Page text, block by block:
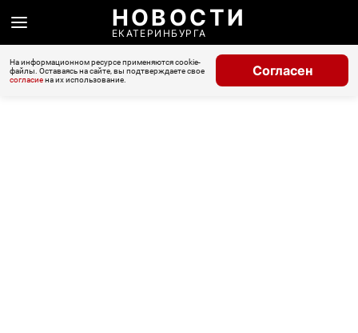
НОВОСТИ
ЕКАТЕРИНБУРГА
На информационном ресурсе применяются cookie-
файлы. Оставаясь на сайте, вы подтверждаете свое
согласиена их использование.
Согласен